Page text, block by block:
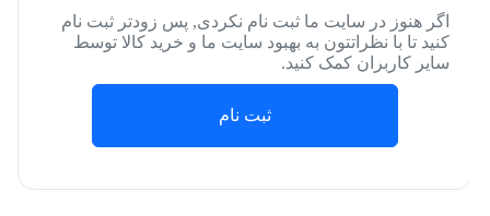
اگر هنوز در سایت ما ثبت نام نکردی, پس زودتر ثبت نام
کنید تا با نظراتتون به بهبود سایت ما و خرید کالا توسط
سایر کاربران کمک کنید.
ثبت نام